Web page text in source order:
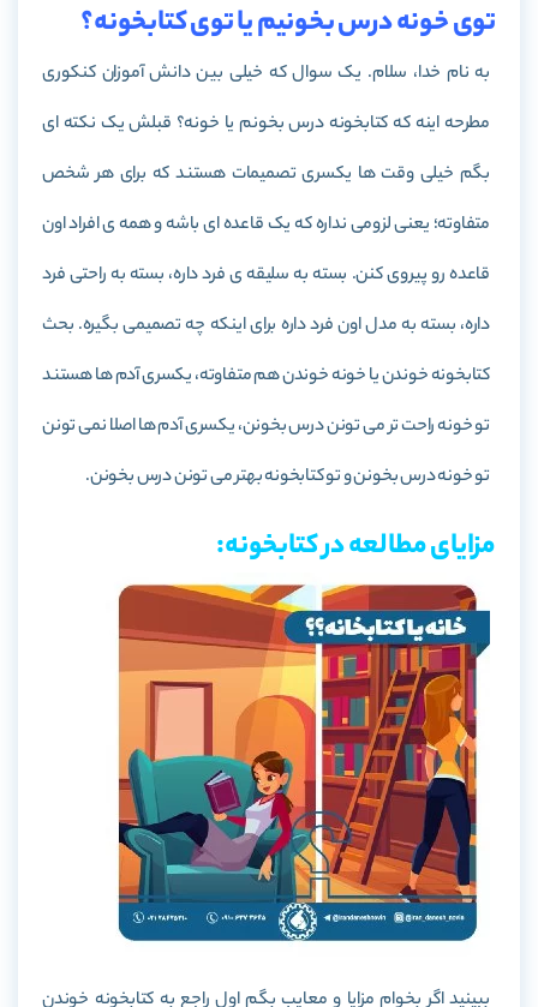
توی خونه درس بخونیم یا توی کتابخونه؟
به نام خدا، سلام. یک سوال که خیلی بین دانش آموزان کنکوری
مطرحه اینه که کتابخونه درس بخونم یا خونه؟ قبلش یک نکته ای
بگم خیلی وقت ها یکسری تصمیمات هستند که برای هر شخص
متفاوته؛ یعنی لزومی نداره که یک قاعده ای باشه و همه ی افراد اون
قاعده رو پیروی کنن. بسته به سلیقه ی فرد داره، بسته به راحتی فرد
داره، بسته به مدل اون فرد داره برای اینکه چه تصمیمی بگیره. بحث
کتابخونه خوندن یا خونه خوندن هم متفاوته، یکسری آدم ها هستند
تو خونه راحت تر می تونن درس بخونن، یکسری آدم ها اصلا نمی تونن
تو خونه درس بخونن و تو کتابخونه بهتر می تونن درس بخونن.
مزایای مطالعه در کتابخونه: